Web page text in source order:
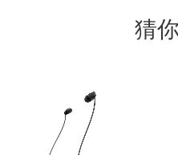
猜